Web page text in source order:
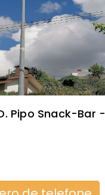
Pipo Snack-Bar -